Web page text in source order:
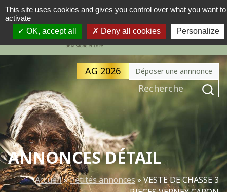
NAVIGATION PRINCIPALE
MENU
AG 2026 Déposer une annnonce
Recherche pour :
ANNONCES DÉTAIL
Accueil»Petites annonces»VESTE DE CHASSE 3
This site uses cookies and gives you control over what you want to
activate
OK, accept all
Deny all cookies Personalize